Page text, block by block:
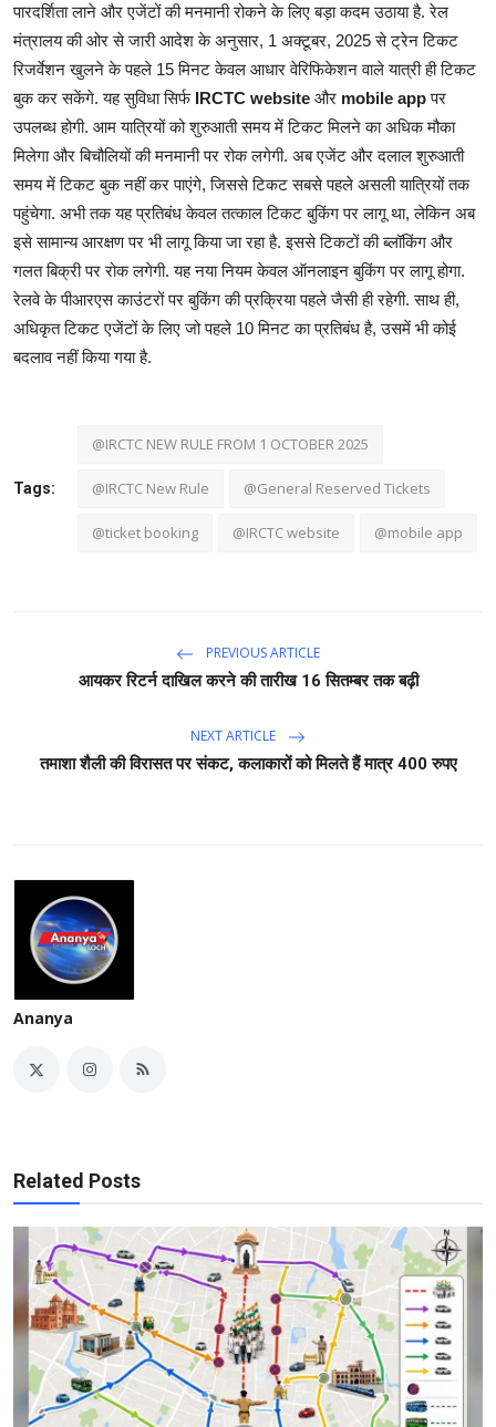
पारदर्शिता लाने और एजेंटों की मनमानी रोकने के लिए बड़ा कदम उठाया है. रेल
मंत्रालय की ओर से जारी आदेश के अनुसार, 1 अक्टूबर, 2025 से ट्रेन टिकट
रिजर्वेशन खुलने के पहले 15 मिनट केवल आधार वेरिफिकेशन वाले यात्री ही टिकट
बुक कर सकेंगे. यह सुविधा सिर्फ IRCTC website और mobile appपर
उपलब्ध होगी. आम यात्रियों को शुरुआती समय में टिकट मिलने का अधिक मौका
मिलेगा और बिचौलियों की मनमानी पर रोक लगेगी. अब एजेंट और दलाल शुरुआती
समय में टिकट बुक नहीं कर पाएंगे, जिससे टिकट सबसे पहले असली यात्रियों तक
पहुंचेगा. अभी तक यह प्रतिबंध केवल तत्काल टिकट बुकिंग पर लागू था, लेकिन अब
इसे सामान्य आरक्षण पर भी लागू किया जा रहा है. इससे टिकटों की ब्लॉकिंग और
गलत बिक्री पर रोक लगेगी. यह नया नियम केवल ऑनलाइन बुकिंग पर लागू होगा.
रेलवे के पीआरएस काउंटरों पर बुकिंग की प्रक्रिया पहले जैसी ही रहेगी. साथ ही,
अधिकृत टिकट एजेंटों के लिए जो पहले 10 मिनट का प्रतिबंध है, उसमें भी कोई
बदलाव नहीं किया गया है.
Tags:
@IRCTC NEW RULE FROM 1 OCTOBER 2025
@​IRCTC New Rule @General Reserved Tickets
@ticket booking @IRCTC website @mobile app
PREVIOUS ARTICLE
आयकर रिटर्न दाखिल करने की तारीख 16 सितम्बर तक बढ़ी
NEXT ARTICLE
तमाशा शैली की विरासत पर संकट, कलाकारों को मिलते हैं मात्र 400 रुपए
Ananya
Related Posts